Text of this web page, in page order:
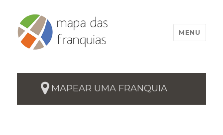
MENU
MAPEAR UMA FRANQUIA